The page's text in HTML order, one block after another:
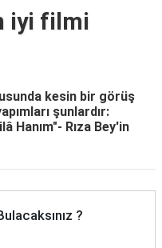
iyi filmi
kesin bir görüş
şunlardır:
Hanım"- Rıza Bey'in
?